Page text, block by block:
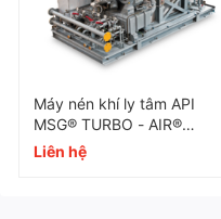
Tỷ lệ nén thấp
giảm tải trọng
Sử dụng vòng bi
đảm bảo nhiều
quả.
Máy nén khí ly tâm API
MSG® TURBO - AIR®
Ingersoll Rand
Liên hệ